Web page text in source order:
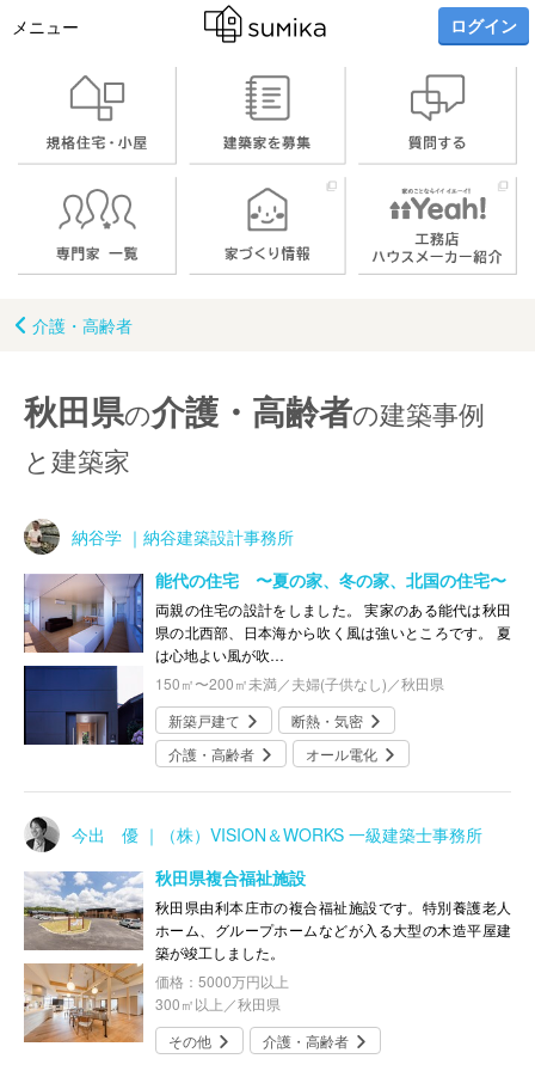
メニュー ログイン
介護・高齢者
秋田県の介護・高齢者の建築事例
と建築家
納谷学 ｜納谷建築設計事務所
能代の住宅 〜夏の家、冬の家、北国の住宅〜
両親の住宅の設計をしました。 実家のある能代は秋田
県の北西部、日本海から吹く風は強いところです。 夏
は心地よい風が吹…
150㎡〜200㎡未満／夫婦(子供なし)／秋田県
新築戸建て
断熱・気密
介護・高齢者
オール電化
今出 優 ｜（株）VISION＆WORKS 一級建築士事務所
秋田県複合福祉施設
秋田県由利本庄市の複合福祉施設です。特別養護老人
ホーム、グループホームなどが入る大型の木造平屋建
築が竣工しました。
価格：5000万円以上
300㎡以上／秋田県
その他
介護・高齢者